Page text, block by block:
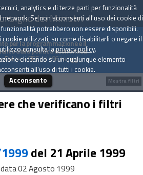
dei Ministri
per la programmazione e il
della politica economica
Delibere CIPE dal 1967 a oggi
che verificano i filtri
del 21 Aprile 1999
data 02 Agosto 1999
Mostra filtri
analytics e di terze parti per funzionalità
Se non acconsenti all'uso dei cookie di
potrebbero non essere disponibili.
utilizzati, su come disabilitarli o negare il
consulta laprivacy policy.
cliccando su un qualunque elemento
all'uso di tutti i cookie.
Acconsento